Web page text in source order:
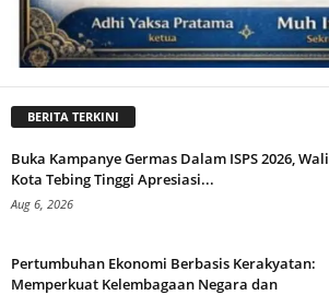
BERITA TERKINI
Buka Kampanye Germas Dalam ISPS 2026, Wali
Kota Tebing Tinggi Apresiasi...
Aug 6, 2026
Pertumbuhan Ekonomi Berbasis Kerakyatan:
Memperkuat Kelembagaan Negara dan